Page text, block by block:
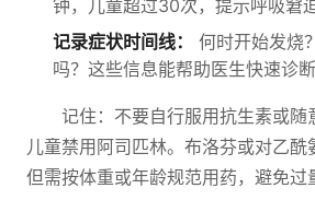
钟，儿童超过30次，提示呼吸窘迫
记录症状时间线：
何时开始发烧
吗？这些信息能帮助医生快速诊断
记住：不要自行服用抗生素或随
儿童禁用阿司匹林。布洛芬或对乙酰
但需按体重或年龄规范用药，避免过